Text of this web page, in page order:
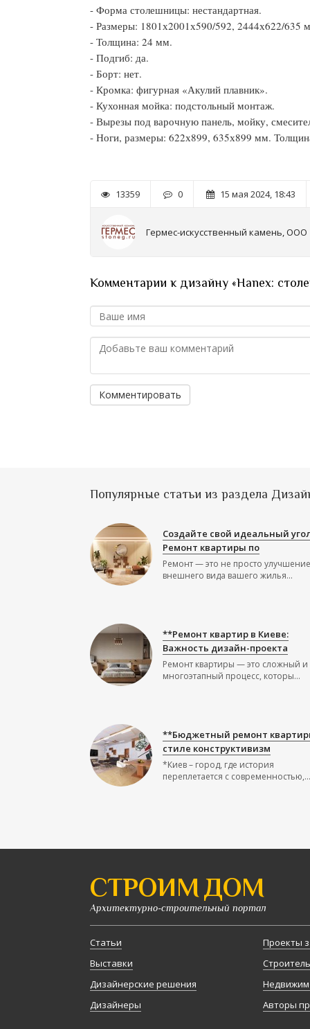
- Форма столешницы: нестандартная.
- Размеры: 1801х2001х590/592, 2444х622/635
- Толщина: 24 мм.
- Подгиб: да.
- Борт: нет.
- Кромка: фигурная «Акулий плавник».
- Кухонная мойка: подстольный монтаж.
- Вырезы под варочную панель, мойку,
- Ноги, размеры: 622х899, 635х899 мм.
13359 0 15 мая 2024, 18:43
Гермес-искусственный камень, ООО
Комментарии к дизайну «Hanex:
Комментировать
Популярные статьи из раздела
Создайте свой идеальный
Ремонт квартиры по
Ремонт — это не просто улучшение
внешнего вида вашего жилья...
**Ремонт квартир в Киеве:
Важность дизайн-проекта
Ремонт квартиры — это сложный и
многоэтапный процесс, которы...
**Бюджетный ремонт
стиле конструктивизм
*Киев – город, где история
переплетается с современностью,...
СТРОИМ ДОМ
Архитектурно-строительный портал
Статьи
Выставки
Дизайнерские решения
Дизайнеры
Проекты
Авторы